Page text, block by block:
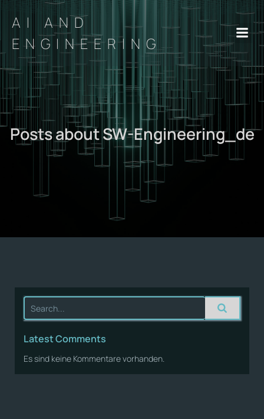
AI AND
ENGINEERING
Posts about SW-Engineering_de
Latest Comments
Es sind keine Kommentare vorhanden.